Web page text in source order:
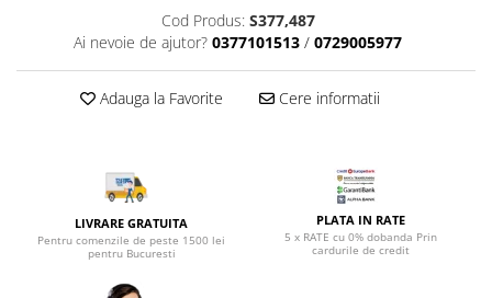
Suporturi si rafturi pantofi
Portmantouri
Pantofare
Seturi mobilier hol
Mobilier gradinita
Cod Produs: S377,487
Ai nevoie de ajutor? 0377101513 / 0729005977
Adauga la Favorite Cere informatii
LIVRARE GRATUITA
Pentru comenzile de peste 1500 lei
pentru Bucuresti
PLATA IN RATE
5 x RATE cu 0% dobanda Prin
cardurile de credit